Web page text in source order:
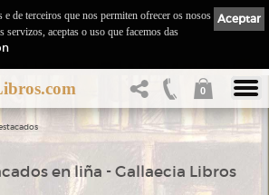
0
en liña - Gallaecia Libros
Aceptar
e de terceiros que nos permiten ofrecer os nosos
servizos, aceptas o uso que facemos das